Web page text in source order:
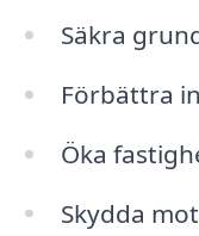
Säkra
Förbättra
Öka
Skydda